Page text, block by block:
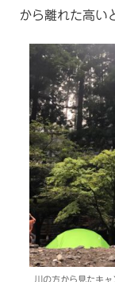
から離れた高い
川の方から見たキャ